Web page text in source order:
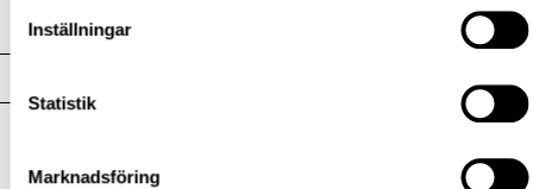
Inställningar
Statistik
Marknadsföring